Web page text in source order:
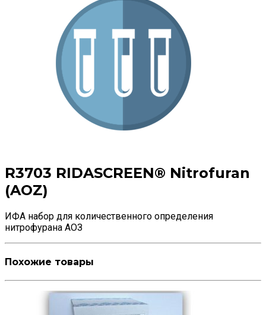
R3703 RIDASCREEN® Nitrofuran
(AOZ)
ИФА набор для количественного определения
нитрофурана АОЗ
Похожие товары